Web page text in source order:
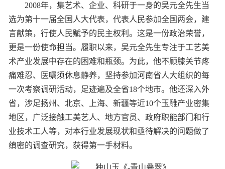
2008年，集艺术、企业、科研于一身的吴元全先生当
选为第十一届全国人大代表，代表人民参加全国两会，建
言献策，行使人民赋予的民主权利。这是一份政治荣誉，
更是一份使命担当。履职以来，吴元全先生专注于工艺美
术产业发展中存在的困难和瓶颈。为此，他不顾膝关节疼
痛难忍、医嘱须休息静养，坚持参加河南省人大组织的每
一次考察调研活动，足迹遍及全省18个地市。他还深入外
省，涉足扬州、北京、上海、新疆等近10个玉雕产业密集
地区，广泛接触工美艺人、地方官员、政府职能部门和行
业技术工人等，对本行业发展现状和亟待解决的问题做了
缜密的调查研究，获得第一手材料。